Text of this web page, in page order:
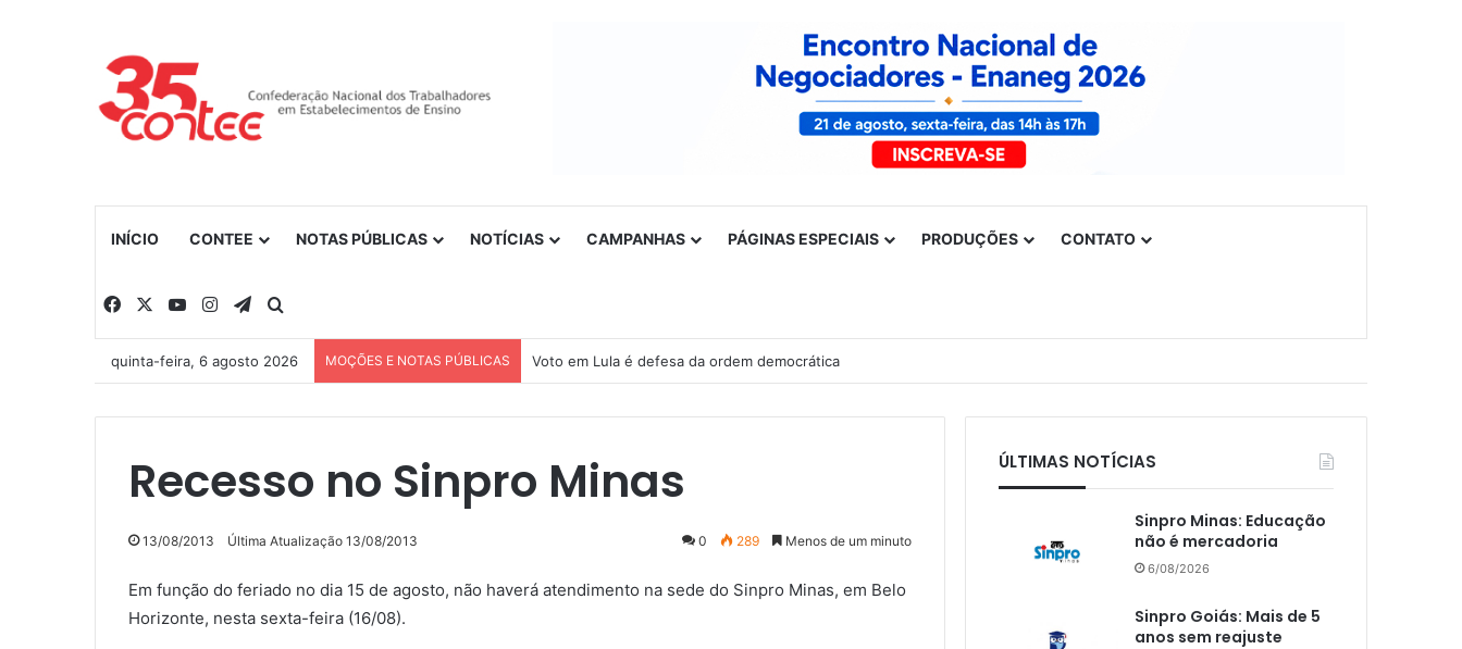
INÍCIO CONTEE NOTAS PÚBLICAS NOTÍCIAS CAMPANHAS PÁGINAS ESPECIAIS PRODUÇÕES CONTATO
Facebook YouTubeInstagramTelegram
quinta-feira, 6 agosto 2026 MOÇÕES E NOTAS PÚBLICAS Voto em Lula é defesa da ordem democrática
Recesso no Sinpro Minas
13/08/2013 Última Atualização 13/08/2013 0 289 Menos de um minuto
Em função do feriado no dia 15 de agosto, não haverá atendimento na sede do Sinpro Minas, em Belo
Horizonte, nesta sexta-feira (16/08).
ÚLTIMAS NOTÍCIAS
Sinpro Minas: Educação
não é mercadoria
6/08/2026
Sinpro Goiás: Mais de 5
anos sem reajuste